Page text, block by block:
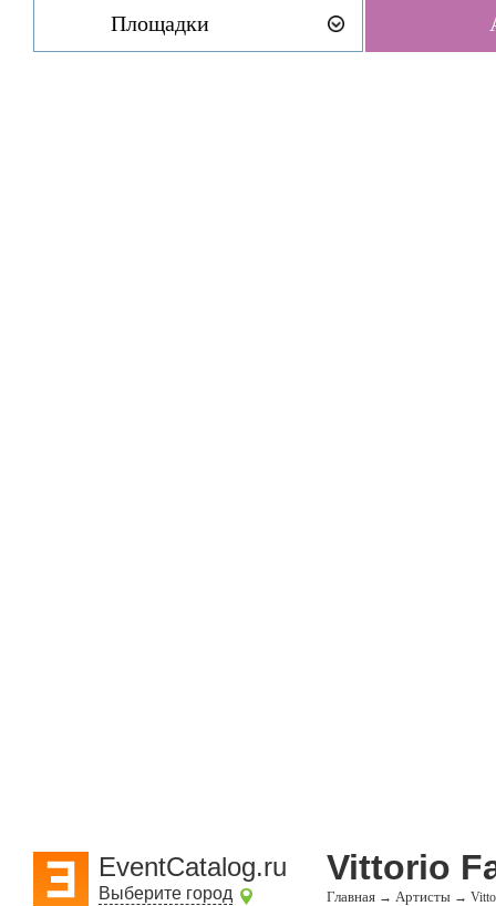
Площадки
EventCatalog.ru
Выберите город
Vittorio
Главная → Артисты →